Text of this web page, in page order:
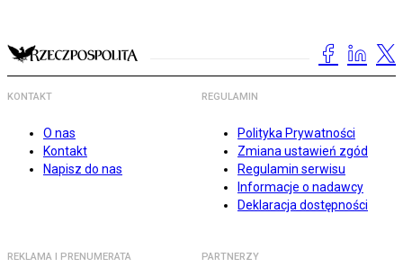
KONTAKT
O nas
Kontakt
Napisz do nas
REGULAMIN
Polityka Prywatności
Zmiana ustawień zgód
Regulamin serwisu
Informacje o nadawcy
Deklaracja dostępności
REKLAMA I PRENUMERATA PARTNERZY